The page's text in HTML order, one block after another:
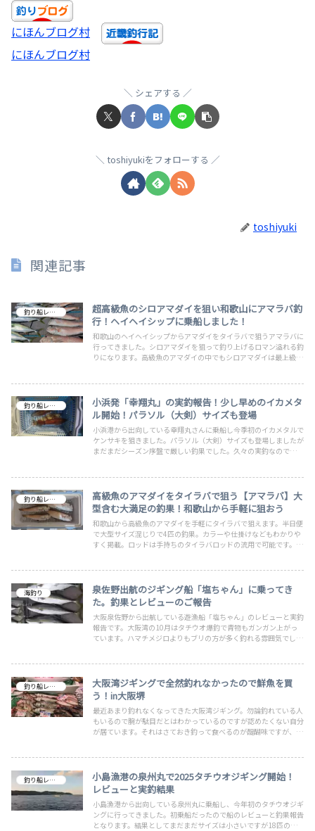
にほんブログ村
にほんブログ村
シェアする
toshiyukiをフォローする
toshiyuki
関連記事
釣り船レビュー
超高級魚のシロアマダイを狙い和歌山にアマラバ釣
行！ヘイヘイシップに乗船しました！
和歌山のヘイヘイシップからアマダイをタイラバで狙うアマラバに
行ってきました。シロアマダイを狙って釣り上げるロマン溢れる釣
りになります。高級魚のアマダイの中でもシロアマダイは最上級の
釣り船レビュー
小浜発「幸翔丸」の実釣報告！少し早めのイカメタ
ル開始！パラソル（大剣）サイズも登場
小浜港から出向している幸翔丸さんに乗船し今季初のイカメタルで
ケンサキを狙きました。パラソル（大剣）サイズも登場しましたが
まだまだシーズン序盤で厳しい釣果でした。久々の実釣なので釣れ
釣り船レビュー
高級魚のアマダイをタイラバで狙う【アマラバ】大
型含む大満足の釣果！和歌山から手軽に狙おう
和歌山から高級魚のアマダイを手軽にタイラバで狙えます。半日便
で大型サイズ混じりで4匹の釣果。カラーや仕掛けなどもわかりや
すく掲載。ロッドは手持ちのタイラバロッドの流用で可能です。タ
海釣り
泉佐野出航のジギング船「塩ちゃん」に乗ってき
た。釣果とレビューのご報告
大阪泉佐野から出航している遊漁船「塩ちゃん」のレビューと実釣
報告です。大阪湾の10月はタチウオ爆釣で青物もガンガン上がっ
ています。ハマチメジロよりもブリの方が多く釣れる雰囲気でし
釣り船レビュー
大阪湾ジギングで全然釣れなかったので鮮魚を買
う！in大阪堺
最近あまり釣れなくなってきた大阪湾ジギング。勿論釣れている人
もいるので腕が駄目だとはわかっているのですが認めたくない自分
が居ています。それはさておき釣って食べるのが醍醐味ですが、純
釣り船レビュー
小島漁港の泉州丸で2025タチウオジギング開始！
レビューと実釣結果
小島漁港から出向している泉州丸に乗船し、今年初のタチウオジギ
ングに行ってきました。初乗船だったので船のレビューと釣果報告
となります。結果としてまだまだサイズは小さいですが18匹の釣